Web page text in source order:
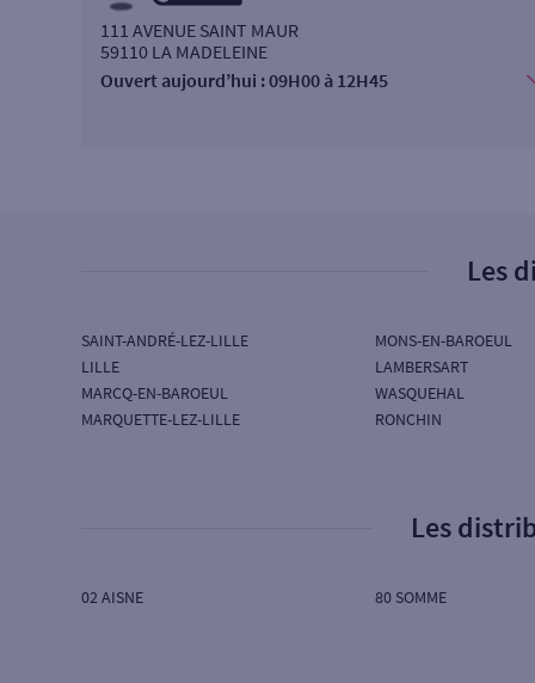
111 AVENUE SAINT MAUR
59110 LA MADELEINE
Ouvert aujourd’hui :09H00 à 12H45
Les
SAINT-ANDRÉ-LEZ-LILLE
LILLE
MARCQ-EN-BAROEUL
MARQUETTE-LEZ-LILLE
MONS-EN-BAROEUL
LAMBERSART
WASQUEHAL
RONCHIN
Les
02 AISNE 80 SOMME